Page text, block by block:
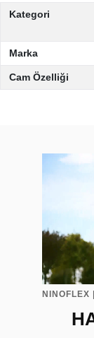
Kategori
Marka
Cam Özelliği
NINOFLEX